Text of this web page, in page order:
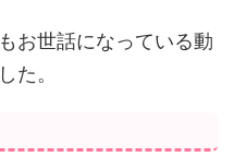
お世話になっている動
た。